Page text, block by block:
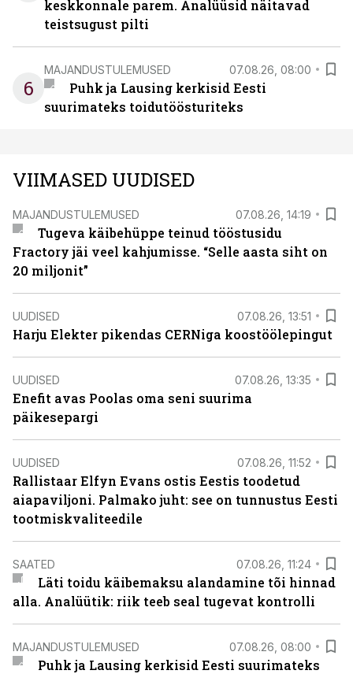
keskkonnale parem. Analüüsid näitavad
teistsugust pilti
6
MAJANDUSTULEMUSED 07.08.26, 08:00
Puhk ja Lausing kerkisid Eesti
suurimateks toidutöösturiteks
VIIMASED UUDISED
MAJANDUSTULEMUSED 07.08.26, 14:19
Tugeva käibehüppe teinud tööstusidu
Fractory jäi veel kahjumisse. “Selle aasta siht on
20 miljonit”
UUDISED 07.08.26, 13:51
Harju Elekter pikendas CERNiga koostöölepingut
UUDISED 07.08.26, 13:35
Enefit avas Poolas oma seni suurima
päikesepargi
UUDISED 07.08.26, 11:52
Rallistaar Elfyn Evans ostis Eestis toodetud
aiapaviljoni. Palmako juht: see on tunnustus Eesti
tootmiskvaliteedile
SAATED 07.08.26, 11:24
Läti toidu käibemaksu alandamine tõi hinnad
alla. Analüütik: riik teeb seal tugevat kontrolli
MAJANDUSTULEMUSED 07.08.26, 08:00
Puhk ja Lausing kerkisid Eesti suurimateks